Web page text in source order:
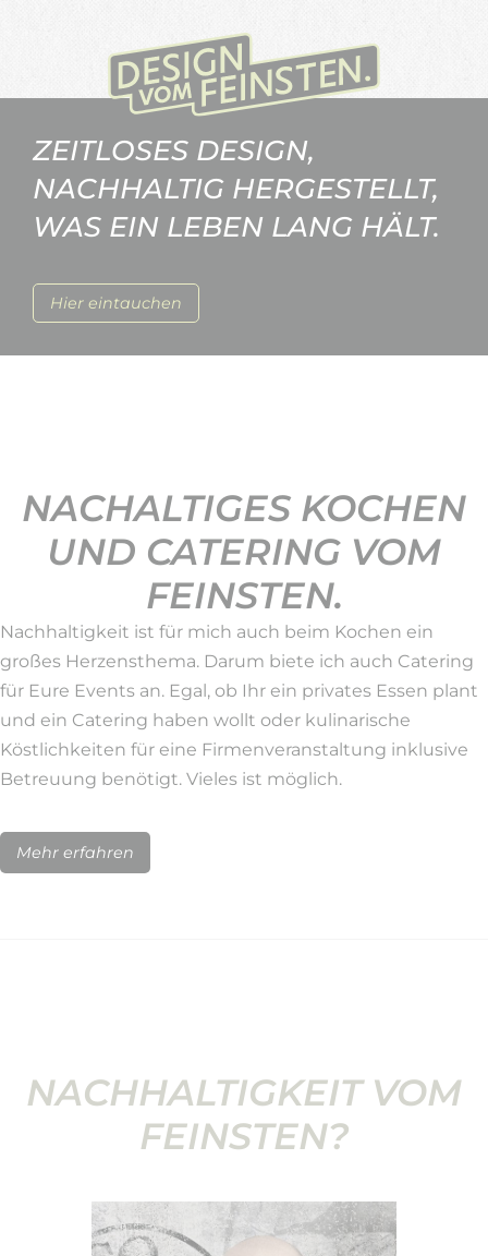
Hier eintauchen
ZEITLOSES DESIGN,
NACHHALTIG HERGESTELLT,
WAS EIN LEBEN LANG HÄLT.
NACHALTIGES KOCHEN
UND CATERING VOM
FEINSTEN.
Nachhaltigkeit ist für mich auch beim Kochen ein
großes Herzensthema. Darum biete ich auch Catering
für Eure Events an. Egal, ob Ihr ein privates Essen plant
und ein Catering haben wollt oder kulinarische
Köstlichkeiten für eine Firmenveranstaltung inklusive
Betreuung benötigt. Vieles ist möglich.
Mehr erfahren
NACHHALTIGKEIT VOM
FEINSTEN?